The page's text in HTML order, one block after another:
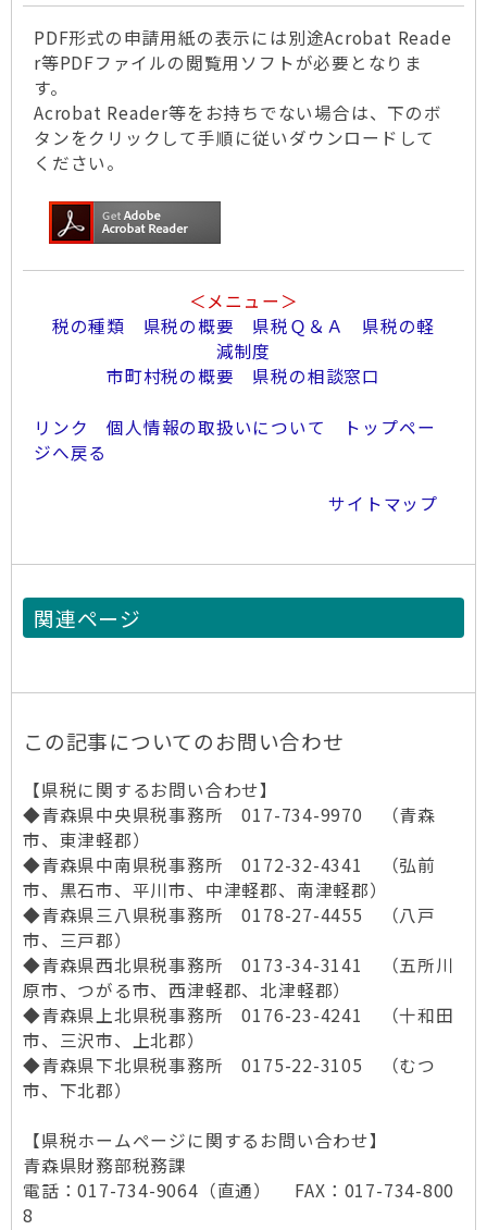
PDF形式の申請用紙の表示には別途Acrobat Reade
r等PDFファイルの閲覧用ソフトが必要となりま
す。
Acrobat Reader等をお持ちでない場合は、下のボ
タンをクリックして手順に従いダウンロードして
ください。
＜メニュー＞
税の種類
県税の概要 県税Ｑ＆Ａ
県税の軽
減制度
市町村税の概要
県税の相談窓口
リンク 個人情報の取扱いについて
トップペー
ジへ戻る
サイトマップ
関連ページ
この記事についてのお問い合わせ
【県税に関するお問い合わせ】
◆青森県中央県税事務所 017-734-9970 （青森
市、東津軽郡）
◆青森県中南県税事務所 0172-32-4341 （弘前
市、黒石市、平川市、中津軽郡、南津軽郡）
◆青森県三八県税事務所 0178-27-4455 （八戸
市、三戸郡）
◆青森県西北県税事務所 0173-34-3141 （五所川
原市、つがる市、西津軽郡、北津軽郡）
◆青森県上北県税事務所 0176-23-4241 （十和田
市、三沢市、上北郡）
◆青森県下北県税事務所 0175-22-3105 （むつ
市、下北郡）
【県税ホームページに関するお問い合わせ】
青森県財務部税務課
電話：017-734-9064（直通） FAX：017-734-800
8